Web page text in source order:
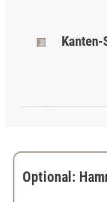
Kanten-
Optional: